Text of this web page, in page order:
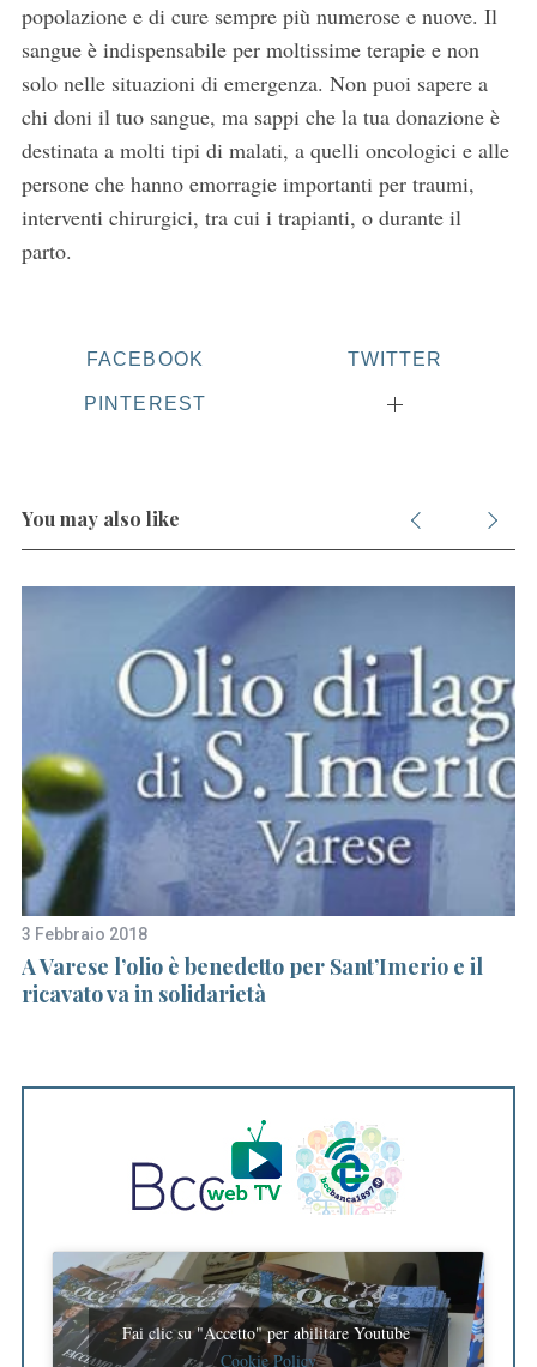
popolazione e di cure sempre più numerose e nuove. Il
sangue è indispensabile per moltissime terapie e non
solo nelle situazioni di emergenza. Non puoi sapere a
chi doni il tuo sangue, ma sappi che la tua donazione è
destinata a molti tipi di malati, a quelli oncologici e alle
persone che hanno emorragie importanti per traumi,
interventi chirurgici, tra cui i trapianti, o durante il
parto.
FACEBOOK TWITTER
PINTEREST
You may also like
3 Febbraio 2018
A Varese l’olio è benedetto per Sant’Imerio e il
ricavato va in solidarietà
Fai clic su "Accetto" per abilitare Youtube
Cookie Policy
S
r
: